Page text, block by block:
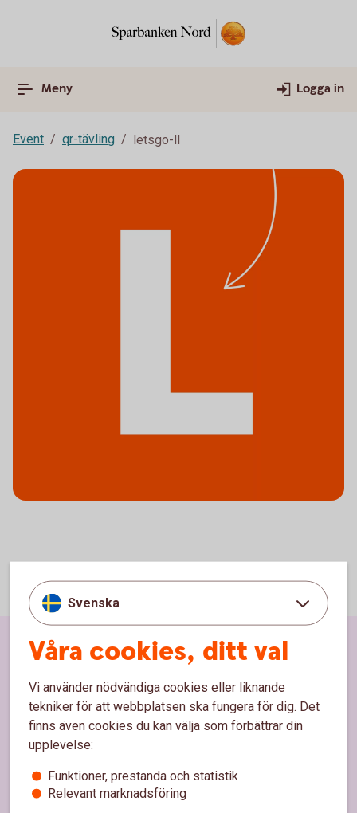
Meny Logga in
Event qr-tävling letsgo-ll
Svenska
Våra cookies, ditt val
Vi använder nödvändiga cookies eller liknande
tekniker för att webbplatsen ska fungera för dig. Det
finns även cookies du kan välja som förbättrar din
upplevelse:
Funktioner, prestanda och statistik
Relevant marknadsföring
Sidfot
Hitta snabbt
Kundservice
Spärrhjälp
Bli kund